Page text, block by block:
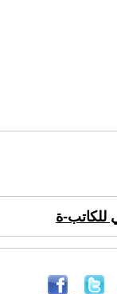
للكاتب-ة